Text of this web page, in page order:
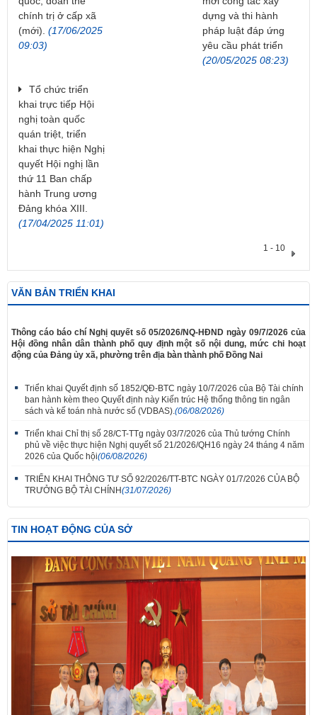
chính trị ở cấp xã
(mới). (17/06/2025
09:03)
dựng và thi hành
pháp luật đáp ứng
yêu cầu phát triển
(20/05/2025 08:23)
Tổ chức triển
khai trực tiếp Hội
nghị toàn quốc
quán triệt, triển
khai thực hiện Nghị
quyết Hội nghị lần
thứ 11 Ban chấp
hành Trung ương
Đảng khóa XIII.
(17/04/2025 11:01)
1 - 10
VĂN BẢN TRIỂN KHAI
​Thông cáo báo chí Nghị quyết số 05/2026/NQ-HĐND ngày 09/7/2026 của
Hội đồng nhân dân thành phố quy định một số nội dung, mức chi hoạt
động của Đảng ủy xã, phường trên địa bàn thành phố Đồng Nai
Triển khai Quyết định số 1852/QĐ-BTC ngày 10/7/2026 của Bộ Tài chính
ban hành kèm theo Quyết định này Kiến trúc Hệ thống thông tin ngân
sách và kế toán nhà nước số (VDBAS). (06/08/2026)
Triển khai Chỉ thị số 28/CT-TTg ngày 03/7/2026 của Thủ tướng Chính
phủ về việc thực hiện Nghị quyết số 21/2026/QH16 ngày 24 tháng 4 năm
2026 của Quốc hội(06/08/2026)
TRIỂN KHAI THÔNG TƯ SỐ 92/2026/TT-BTC NGÀY 01/7/2026 CỦA BỘ
TRƯỞNG BỘ TÀI CHÍNH(31/07/2026)
TIN HOẠT ĐỘNG CỦA SỞ